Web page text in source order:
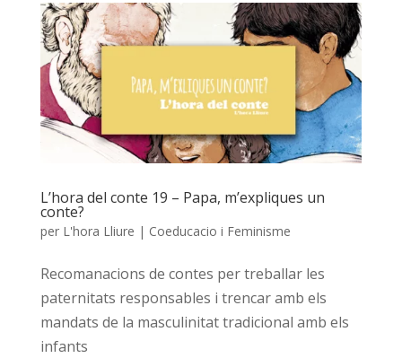
L’hora del conte 19 – Papa, m’expliques un
conte?
per L'hora Lliure | Coeducacio i Feminisme
Recomanacions de contes per treballar les
paternitats responsables i trencar amb els
mandats de la masculinitat tradicional amb els
infants